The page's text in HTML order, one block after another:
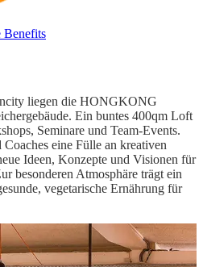
Benefits
liegen die HONGKONG
Ein buntes 400qm Loft
Seminare und Team-Events.
eine Fülle an kreativen
Ideen, Konzepte und Visionen für
besonderen Atmosphäre trägt ein
vegetarische Ernährung für